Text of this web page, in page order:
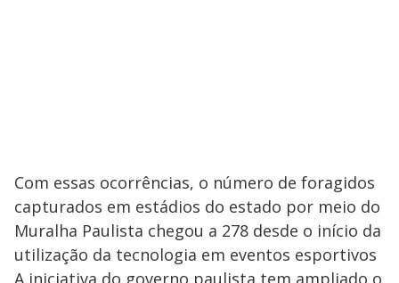
Com essas ocorrências, o número de foragidos
capturados em estádios do estado por meio do
Muralha Paulista chegou a 278 desde o início da
utilização da tecnologia em eventos esportivos
A iniciativa do governo paulista tem ampliado o